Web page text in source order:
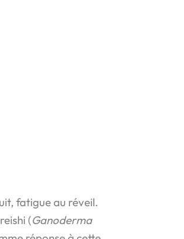
fatigue au réveil.
(Ganoderma